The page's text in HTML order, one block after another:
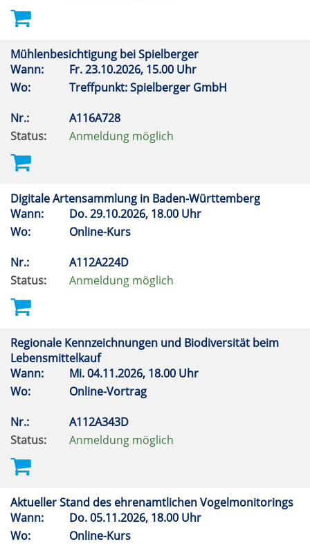
Mühlenbesichtigung bei Spielberger
Wann:
Fr.23.10.2026, 15.00 Uhr
Wo:
Treffpunkt: Spielberger GmbH
Nr.:
A116A728
Status:
Anmeldung möglich
Digitale Artensammlung in Baden-Württemberg
Wann:
Do.29.10.2026, 18.00 Uhr
Wo:
Online-Kurs
Nr.:
A112A224D
Status:
Anmeldung möglich
Regionale Kennzeichnungen und Biodiversität beim
Lebensmittelkauf
Wann:
Mi.04.11.2026, 18.00 Uhr
Wo:
Online-Vortrag
Nr.:
A112A343D
Status:
Anmeldung möglich
Aktueller Stand des ehrenamtlichen Vogelmonitorings
Wann:
Do.05.11.2026, 18.00 Uhr
Wo:
Online-Kurs